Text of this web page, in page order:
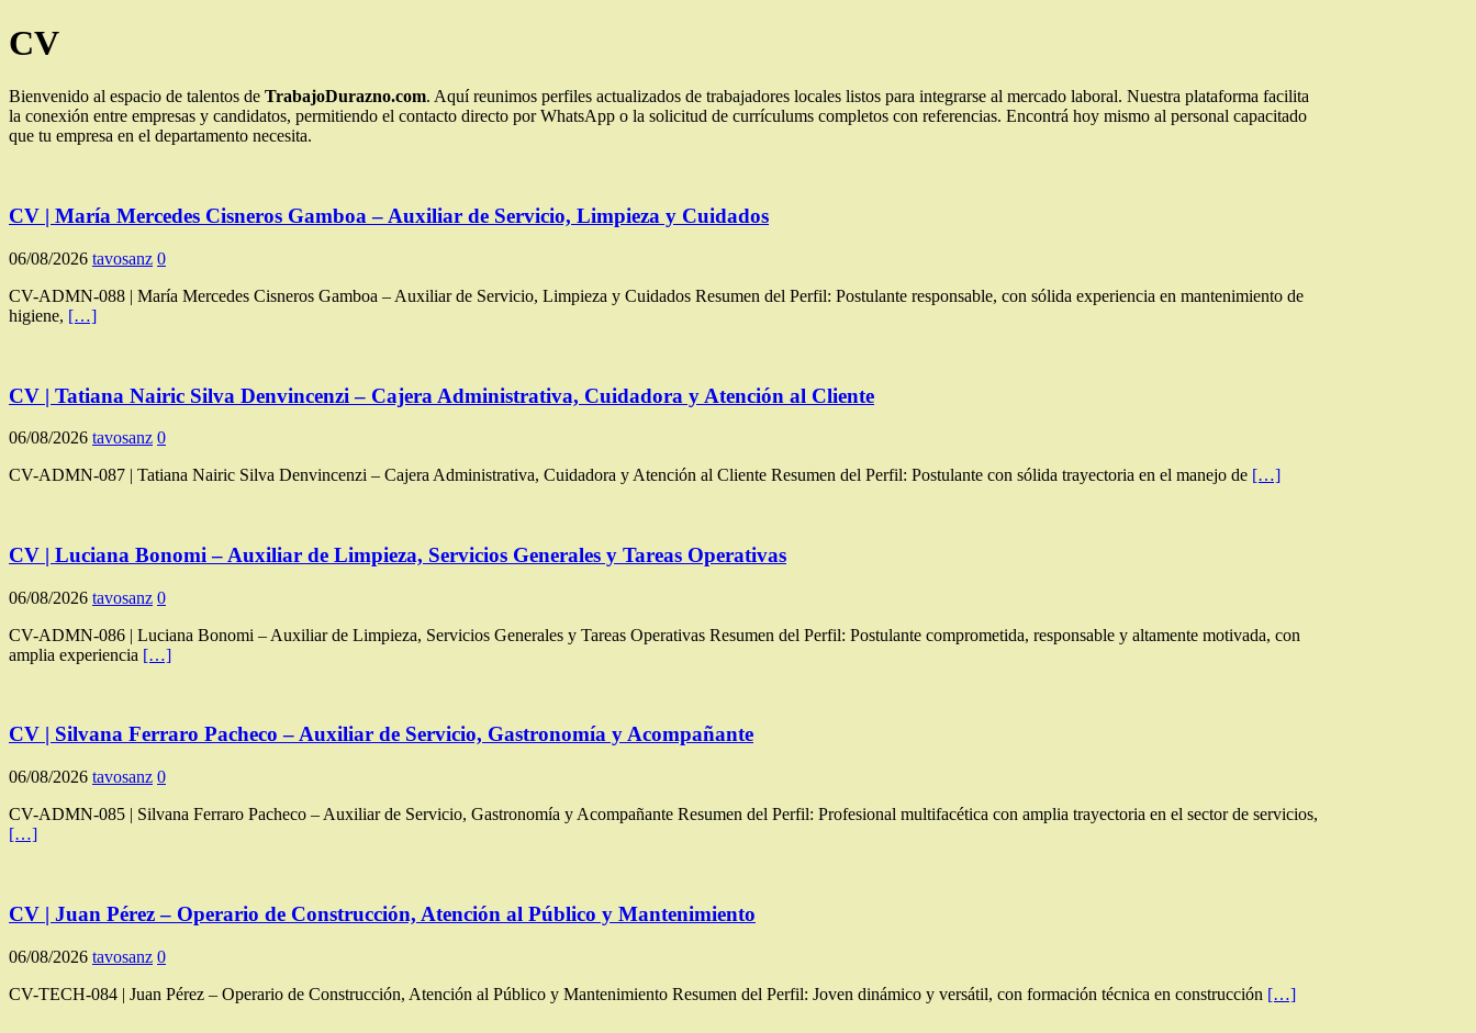
CV
Bienvenido al espacio de talentos de TrabajoDurazno.com. Aquí reunimos perfiles actualizados de trabajadores locales listos para integrarse al mercado laboral. Nuestra plataforma facilita
la conexión entre empresas y candidatos, permitiendo el contacto directo por WhatsApp o la solicitud de currículums completos con referencias. Encontrá hoy mismo al personal capacitado
que tu empresa en el departamento necesita.
CV | María Mercedes Cisneros Gamboa – Auxiliar de Servicio, Limpieza y Cuidados
06/08/2026 tavosanz 0
CV-ADMN-088 | María Mercedes Cisneros Gamboa – Auxiliar de Servicio, Limpieza y Cuidados Resumen del Perfil: Postulante responsable, con sólida experiencia en mantenimiento de
higiene, […]
CV | Tatiana Nairic Silva Denvincenzi – Cajera Administrativa, Cuidadora y Atención al Cliente
06/08/2026 tavosanz 0
CV-ADMN-087 | Tatiana Nairic Silva Denvincenzi – Cajera Administrativa, Cuidadora y Atención al Cliente Resumen del Perfil: Postulante con sólida trayectoria en el manejo de […]
CV | Luciana Bonomi – Auxiliar de Limpieza, Servicios Generales y Tareas Operativas
06/08/2026 tavosanz 0
CV-ADMN-086 | Luciana Bonomi – Auxiliar de Limpieza, Servicios Generales y Tareas Operativas Resumen del Perfil: Postulante comprometida, responsable y altamente motivada, con
amplia experiencia […]
CV | Silvana Ferraro Pacheco – Auxiliar de Servicio, Gastronomía y Acompañante
06/08/2026 tavosanz 0
CV-ADMN-085 | Silvana Ferraro Pacheco – Auxiliar de Servicio, Gastronomía y Acompañante Resumen del Perfil: Profesional multifacética con amplia trayectoria en el sector de servicios,
[…]
CV | Juan Pérez – Operario de Construcción, Atención al Público y Mantenimiento
06/08/2026 tavosanz 0
CV-TECH-084 | Juan Pérez – Operario de Construcción, Atención al Público y Mantenimiento Resumen del Perfil: Joven dinámico y versátil, con formación técnica en construcción […]